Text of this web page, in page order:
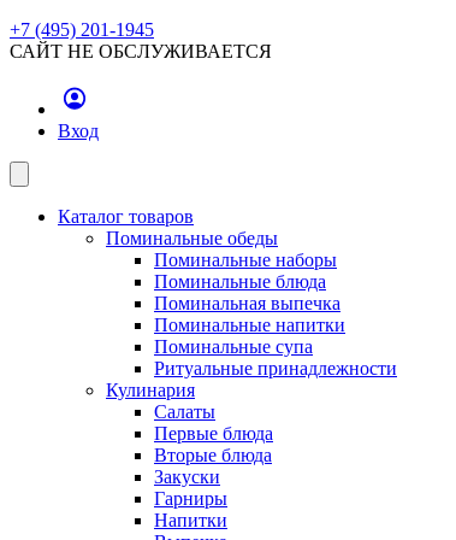
+7 (495) 201-1945
САЙТ НЕ ОБСЛУЖИВАЕТСЯ
Вход
Каталог товаров
Поминальные обеды
Поминальные наборы
Поминальные блюда
Поминальная выпечка
Поминальные напитки
Поминальные супа
Ритуальные принадлежности
Кулинария
Салаты
Первые блюда
Вторые блюда
Закуски
Гарниры
Напитки